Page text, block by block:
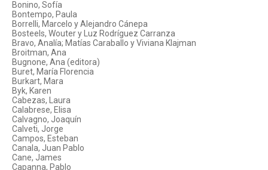
Bonino, Sofía
Bontempo, Paula
Borrelli, Marcelo y Alejandro Cánepa
Bosteels, Wouter y Luz Rodríguez Carranza
Bravo, Analía; Matías Caraballo y Viviana Klajman
Broitman, Ana
Bugnone, Ana (editora)
Buret, María Florencia
Burkart, Mara
Byk, Karen
Cabezas, Laura
Calabrese, Elisa
Calvagno, Joaquín
Calveti, Jorge
Campos, Esteban
Canala, Juan Pablo
Cane, James
Capanna, Pablo